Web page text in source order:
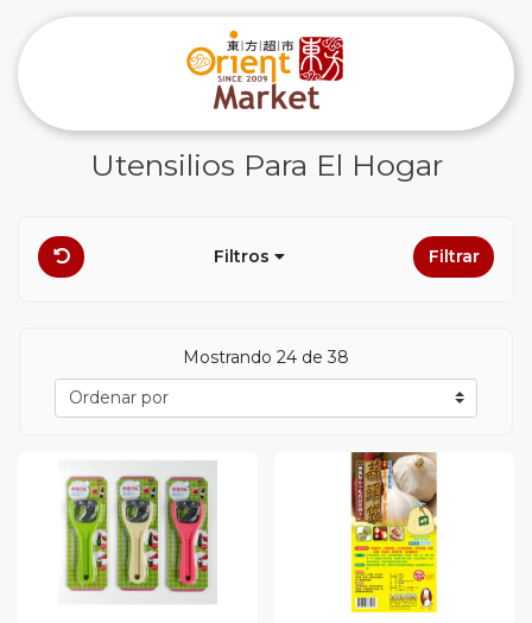
Utensilios Para El Hogar
Filtros Filtrar
Mostrando 24 de 38